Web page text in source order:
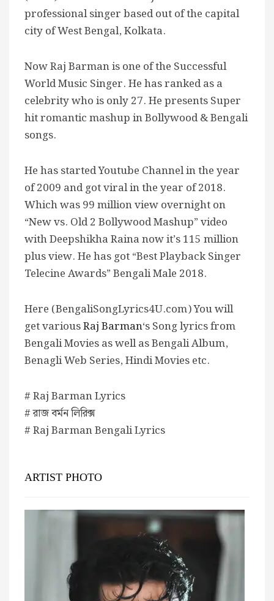
professional singer based out of the capital
city of West Bengal, Kolkata.
Now Raj Barman is one of the Successful
World Music Singer. He has ranked as a
celebrity who is only 27. He presents Super
hit romantic mashup in Bollywood & Bengali
songs.
He has started Youtube Channel in the year
of 2009 and got viral in the year of 2018.
Which was 99 million view overnight on
“New vs. Old 2 Bollywood Mashup” video
with Deepshikha Raina now it’s 115 million
plus view. He has got “Best Playback Singer
Telecine Awards” Bengali Male 2018.
Here (BengaliSongLyrics4U.com) You will
get variousRaj Barman‘s Song lyrics from
Bengali Movies as well as Bengali Album,
Benagli Web Series, Hindi Movies etc.
# Raj Barman Lyrics
# রাজ বর্মন লিরিক্স
# Raj Barman Bengali Lyrics
ARTIST PHOTO